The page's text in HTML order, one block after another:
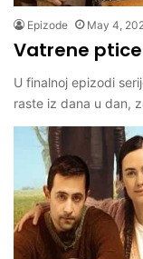
Epizode May 4,
Vatrene
U finalnoj epizodi
raste iz dana u dan,